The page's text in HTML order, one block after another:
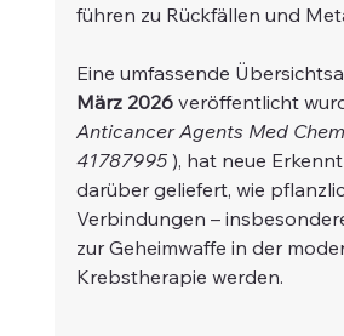
führen zu Rückfällen und
Eine umfassende
März 2026 veröffentlicht
Anticancer Agents Med
41787995 ), hat neue
darüber geliefert, wie
Verbindungen –
zur Geheimwaffe in der
Krebstherapie werden.